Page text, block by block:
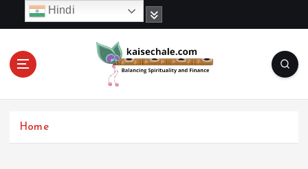
c
Home
Hindi